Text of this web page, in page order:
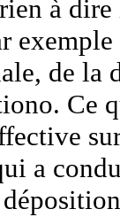
à
de la
Ce
a